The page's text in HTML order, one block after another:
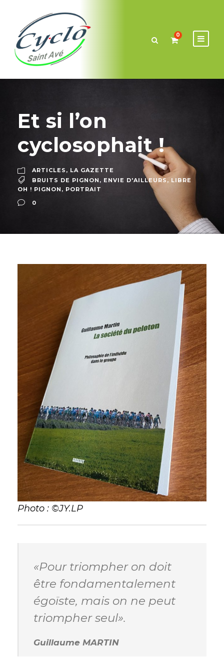
0
Et si l’on
cyclosophait !
ARTICLES , LA GAZETTE
BRUITS DE PIGNON , ENVIE D'AILLEURS , LIBRE
OH ! PIGNON , PORTRAIT
0
Photo : ©JY.LP
«Pour triompher on doit
être fondamentalement
égoïste, mais on ne peut
triompher seul».
Guillaume MARTIN